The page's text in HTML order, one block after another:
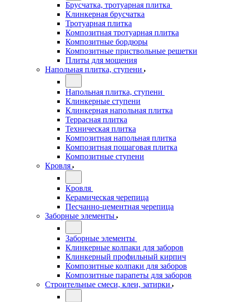
Брусчатка, тротуарная плитка
Клинкерная брусчатка
Тротуарная плитка
Композитная тротуарная плитка
Композитные бордюры
Композитные приствольные решетки
Плиты для мощения
Напольная плитка, ступени
Напольная плитка, ступени
Клинкерные ступени
Клинкерная напольная плитка
Террасная плитка
Техническая плитка
Композитная напольная плитка
Композитная пошаговая плитка
Композитные ступени
Кровля
Кровля
Керамическая черепица
Песчанно-цементная черепица
Заборные элементы
Заборные элементы
Клинкерные колпаки для заборов
Клинкерный профильный кирпич
Композитные колпаки для заборов
Композитные парапеты для заборов
Строительные смеси, клеи, затирки